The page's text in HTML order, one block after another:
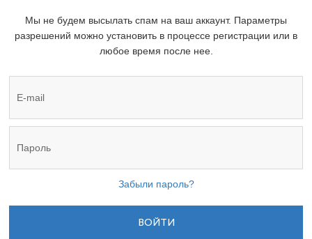
Мы не будем высылать спам на ваш аккаунт. Параметры
разрешений можно установить в процессе регистрации или в
любое время после нее.
Забыли пароль?
ВОЙТИ